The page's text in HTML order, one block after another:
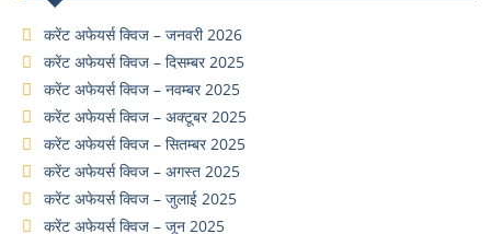
करेंट अफेयर्स क्विज – जनवरी 2026
करेंट अफेयर्स क्विज – दिसम्बर 2025
करेंट अफेयर्स क्विज – नवम्बर 2025
करेंट अफेयर्स क्विज – अक्टूबर 2025
करेंट अफेयर्स क्विज – सितम्बर 2025
करेंट अफेयर्स क्विज – अगस्त 2025
करेंट अफेयर्स क्विज – जुलाई 2025
करेंट अफेयर्स क्विज – जून 2025